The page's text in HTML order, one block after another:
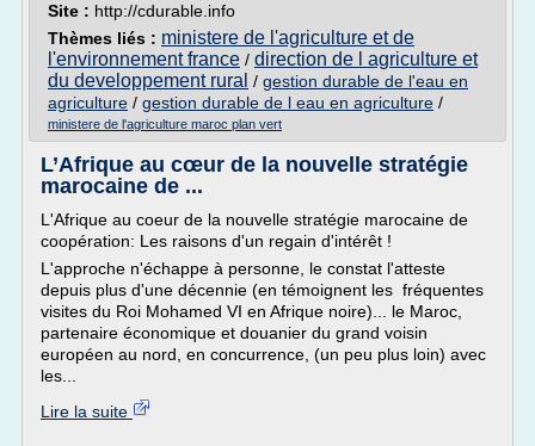
Site : http://cdurable.info
Thèmes liés : ministere de l'agriculture et de
l'environnement france / direction de l agriculture et
du developpement rural / gestion durable de l'eau en
agriculture / gestion durable de l eau en agriculture /
ministere de l'agriculture maroc plan vert
L’Afrique au cœur de la nouvelle stratégie
marocaine de ...
L'Afrique au coeur de la nouvelle stratégie marocaine de
coopération: Les raisons d'un regain d'intérêt !
L'approche n'échappe à personne, le constat l'atteste
depuis plus d'une décennie (en témoignent les fréquentes
visites du Roi Mohamed VI en Afrique noire)... le Maroc,
partenaire économique et douanier du grand voisin
européen au nord, en concurrence, (un peu plus loin) avec
les...
Lire la suite